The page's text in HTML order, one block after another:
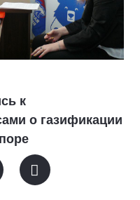
к
о газификации